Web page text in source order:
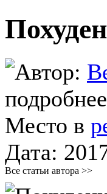
Автор:
Место в
Дата:
Все статьи автора >>